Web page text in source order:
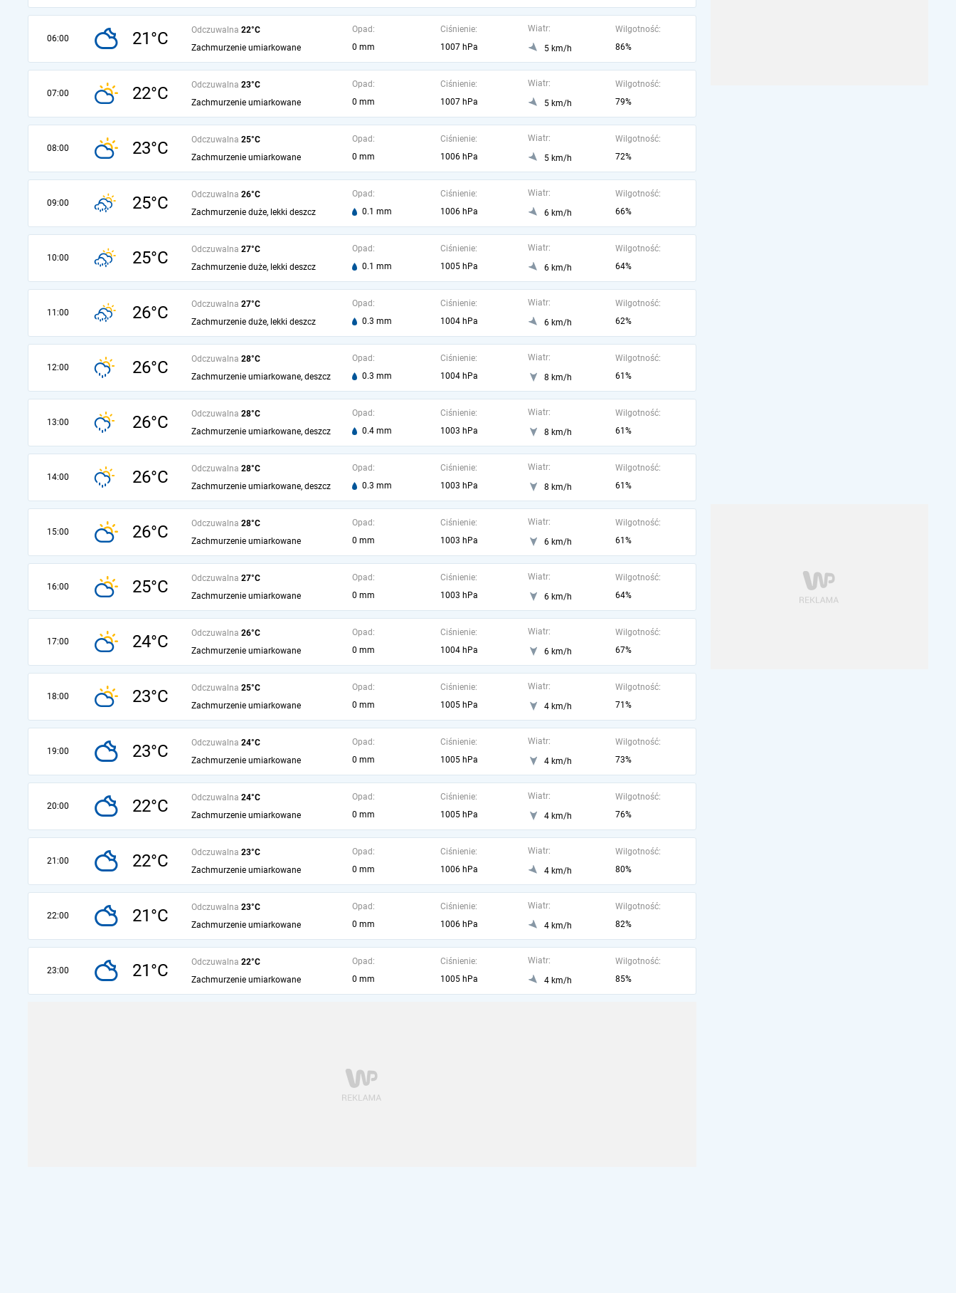
06:00 21°C Odczuwalna 22°C
Zachmurzenie umiarkowane
Opad:
0 mm
Ciśnienie:
1007 hPa
Wiatr:
5 km/h
Wilgotność:
86%
07:00 22°C Odczuwalna 23°C
Zachmurzenie umiarkowane
Opad:
0 mm
Ciśnienie:
1007 hPa
Wiatr:
5 km/h
Wilgotność:
79%
08:00 23°C Odczuwalna 25°C
Zachmurzenie umiarkowane
Opad:
0 mm
Ciśnienie:
1006 hPa
Wiatr:
5 km/h
Wilgotność:
72%
09:00 25°C Odczuwalna 26°C
Zachmurzenie duże, lekki deszcz
Opad:
0.1 mm
Ciśnienie:
1006 hPa
Wiatr:
6 km/h
Wilgotność:
66%
10:00 25°C Odczuwalna 27°C
Zachmurzenie duże, lekki deszcz
Opad:
0.1 mm
Ciśnienie:
1005 hPa
Wiatr:
6 km/h
Wilgotność:
64%
11:00 26°C Odczuwalna 27°C
Zachmurzenie duże, lekki deszcz
Opad:
0.3 mm
Ciśnienie:
1004 hPa
Wiatr:
6 km/h
Wilgotność:
62%
12:00 26°C Odczuwalna 28°C
Zachmurzenie umiarkowane, deszcz
Opad:
0.3 mm
Ciśnienie:
1004 hPa
Wiatr:
8 km/h
Wilgotność:
61%
13:00 26°C Odczuwalna 28°C
Zachmurzenie umiarkowane, deszcz
Opad:
0.4 mm
Ciśnienie:
1003 hPa
Wiatr:
8 km/h
Wilgotność:
61%
14:00 26°C Odczuwalna 28°C
Zachmurzenie umiarkowane, deszcz
Opad:
0.3 mm
Ciśnienie:
1003 hPa
Wiatr:
8 km/h
Wilgotność:
61%
15:00 26°C Odczuwalna 28°C
Zachmurzenie umiarkowane
Opad:
0 mm
Ciśnienie:
1003 hPa
Wiatr:
6 km/h
Wilgotność:
61%
16:00 25°C Odczuwalna 27°C
Zachmurzenie umiarkowane
Opad:
0 mm
Ciśnienie:
1003 hPa
Wiatr:
6 km/h
Wilgotność:
64%
17:00 24°C Odczuwalna 26°C
Zachmurzenie umiarkowane
Opad:
0 mm
Ciśnienie:
1004 hPa
Wiatr:
6 km/h
Wilgotność:
67%
18:00 23°C Odczuwalna 25°C
Zachmurzenie umiarkowane
Opad:
0 mm
Ciśnienie:
1005 hPa
Wiatr:
4 km/h
Wilgotność:
71%
19:00 23°C Odczuwalna 24°C
Zachmurzenie umiarkowane
Opad:
0 mm
Ciśnienie:
1005 hPa
Wiatr:
4 km/h
Wilgotność:
73%
20:00 22°C Odczuwalna 24°C
Zachmurzenie umiarkowane
Opad:
0 mm
Ciśnienie:
1005 hPa
Wiatr:
4 km/h
Wilgotność:
76%
21:00 22°C Odczuwalna 23°C
Zachmurzenie umiarkowane
Opad:
0 mm
Ciśnienie:
1006 hPa
Wiatr:
4 km/h
Wilgotność:
80%
22:00 21°C Odczuwalna 23°C
Zachmurzenie umiarkowane
Opad:
0 mm
Ciśnienie:
1006 hPa
Wiatr:
4 km/h
Wilgotność:
82%
23:00 21°C Odczuwalna 22°C
Zachmurzenie umiarkowane
Opad:
0 mm
Ciśnienie:
1005 hPa
Wiatr:
4 km/h
Wilgotność:
85%